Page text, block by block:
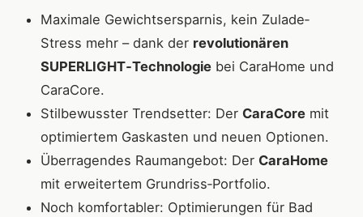
Maximale Gewichtsersparnis, kein Zulade‐
Stress mehr – dank der revolutionären
SUPERLIGHT‐Technologie bei CaraHome und
CaraCore.
Stilbewusster Trendsetter: Der CaraCore mit
optimiertem Gaskasten und neuen Optionen.
Überragendes Raumangebot: Der CaraHome
mit erweitertem Grundriss‐Portfolio.
Noch komfortabler: Optimierungen für Bad